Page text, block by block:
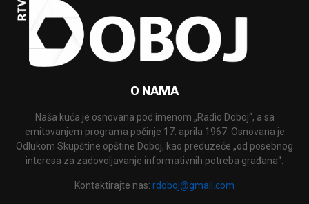
O NAMA
Naša kuća je osnovana pod imenom „Radio Doboj“, a sa
emitovanjem programa počinje 17. aprila 1967. Osnovana je
Odlukom Skupštine opštine Doboj, kao preduzeće „od posebnog
interesa za zadovoljavanje informativnih potreba građana“.
Kontaktirajte nas: rdoboj@gmail.com